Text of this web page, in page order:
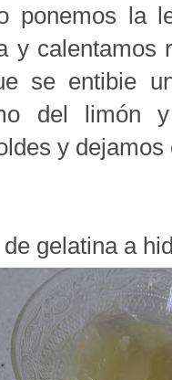
ponemos la
y calentamos
se entibie
del limón
y dejamos
gelatina a